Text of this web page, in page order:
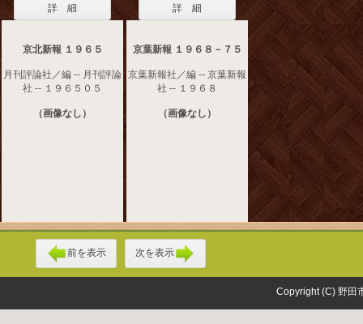
詳 細
京北新報 １９６５
月刊評論社／編 -- 月刊評論
社 -- １９６５０５
（画像なし）
詳 細
京葉新報 １９６８－７５
京葉新報社／編 -- 京葉新報
社 -- １９６８
（画像なし）
前を表示 次を表示
Copyright (C) 野田